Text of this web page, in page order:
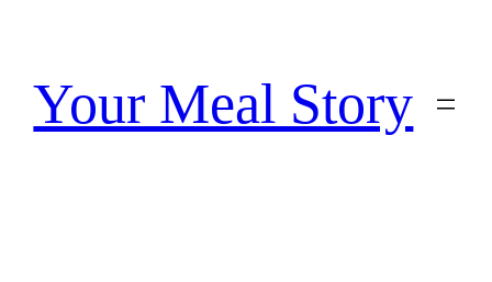
treściYour Meal Story